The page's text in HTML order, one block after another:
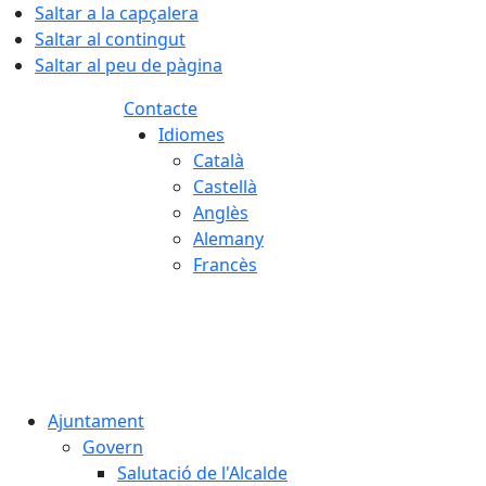
Saltar a la capçalera
Saltar al contingut
Saltar al peu de pàgina
Contacte
Idiomes
Català
Castellà
Anglès
Alemany
Francès
Ajuntament
Govern
Salutació de l'Alcalde